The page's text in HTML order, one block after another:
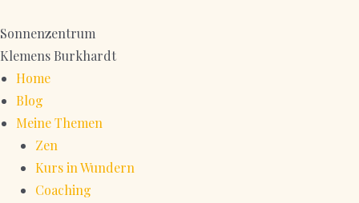
Inhalt
springen
Sonnenzentrum
Klemens Burkhardt
Home
Blog
Meine Themen
Zen
Kurs in Wundern
Coaching